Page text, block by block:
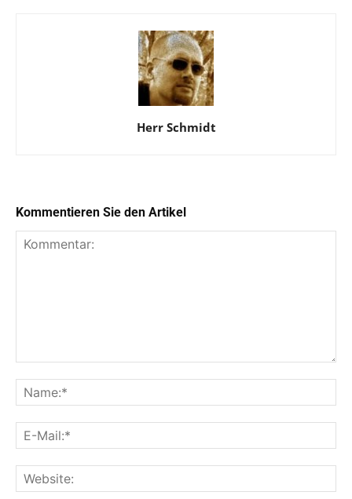
Herr Schmidt
Kommentieren Sie den Artikel